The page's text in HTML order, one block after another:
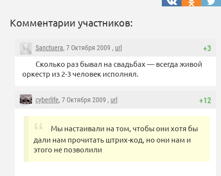
Комментарии участников:
+3
Sanctuera, 7 Октября 2009 , url
Сколько раз бывал на свадьбах — всегда живой
оркестр из 2-3 человек исполнял.
+12
cyberlife, 7 Октября 2009 , url
Мы настаивали на том, чтобы они хотя бы
дали нам прочитать штрих-код, но они нам и
этого не позволили